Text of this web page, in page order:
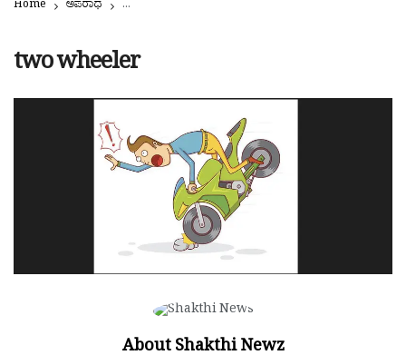
Home ಅಪರಾಧ ಅಪಘಾತವೆಸಗಿದ ಅಪ್ರಾಪ್ತ: ಆರ್.ಸಿ. ಮಾಲಕನಿಗೆ 32 ಸಾವಿರ ರೂ. ದಂಡ!!
two wheeler
About Shakthi Newz